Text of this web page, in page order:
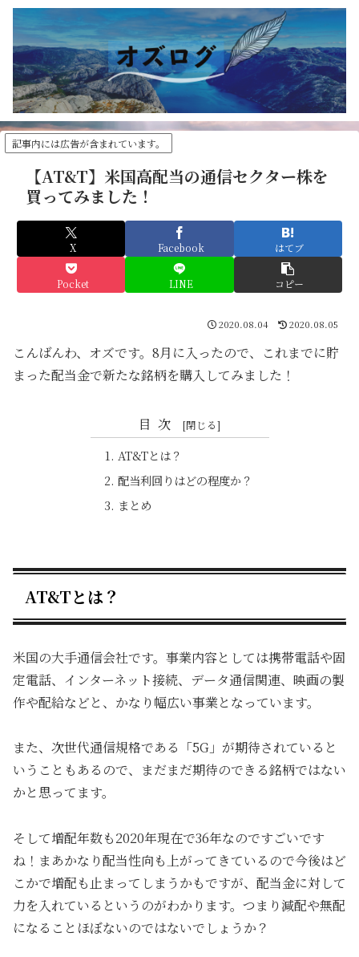
記事内には広告が含まれています。
【AT&T】米国高配当の通信セクター株を
買ってみました！
X Facebook はてブ
Pocket LINE コピー
2020.08.04 2020.08.05
こんばんわ、オズです。8月に入ったので、これまでに貯
まった配当金で新たな銘柄を購入してみました！
目次
AT&Tとは？
配当利回りはどの程度か？
まとめ
AT&Tとは？
米国の大手通信会社です。事業内容としては携帯電話や固
定電話、インターネット接続、データ通信関連、映画の製
作や配給などと、かなり幅広い事業となっています。
また、次世代通信規格である「5G」が期待されていると
いうこともあるので、まだまだ期待のできる銘柄ではない
かと思ってます。
そして増配年数も2020年現在で36年なのですごいです
ね！まあかなり配当性向も上がってきているので今後はど
こかで増配も止まってしまうかもですが、配当金に対して
力を入れているというのがわかります。つまり減配や無配
になることほぼないのではないでしょうか？